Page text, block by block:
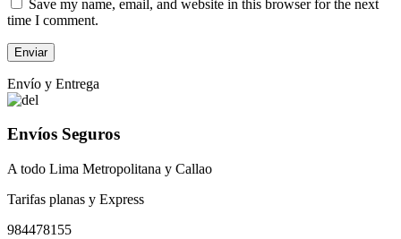
Save my name, email, and website in this browser for the next
time I comment.
Envío y Entrega
Envíos Seguros
A todo Lima Metropolitana y Callao
Tarifas planas y Express
984478155